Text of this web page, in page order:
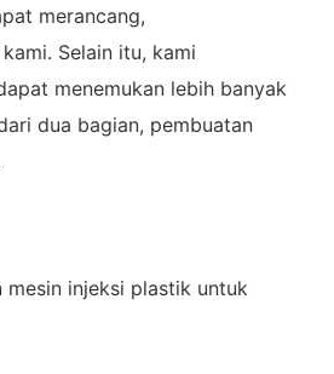
merancang,
Selain itu, kami
menemukan lebih banyak
dua bagian, pembuatan
injeksi plastik untuk